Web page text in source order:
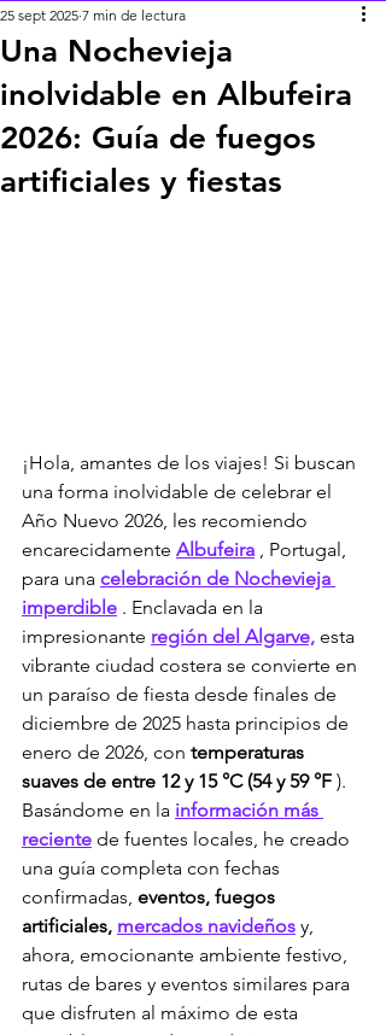
Una Nochevieja
inolvidable en Albufeira
2026: Guía de fuegos
artificiales y fiestas
25 sept 2025 7 min de lectura
¡Hola, amantes de los viajes! Si buscan
una forma inolvidable de celebrar el
Año Nuevo 2026, les recomiendo
encarecidamente Albufeira , Portugal,
para una celebración de Nochevieja
imperdible . Enclavada en la
impresionante región del Algarve, esta
vibrante ciudad costera se convierte en
un paraíso de fiesta desde finales de
diciembre de 2025 hasta principios de
enero de 2026, con temperaturas
suaves de entre 12 y 15 °C (54 y 59 °F ).
Basándome en la información más
reciente de fuentes locales, he creado
una guía completa con fechas
confirmadas, eventos, fuegos
artificiales, mercados navideños y,
ahora, emocionante ambiente festivo,
rutas de bares y eventos similares para
que disfruten al máximo de esta